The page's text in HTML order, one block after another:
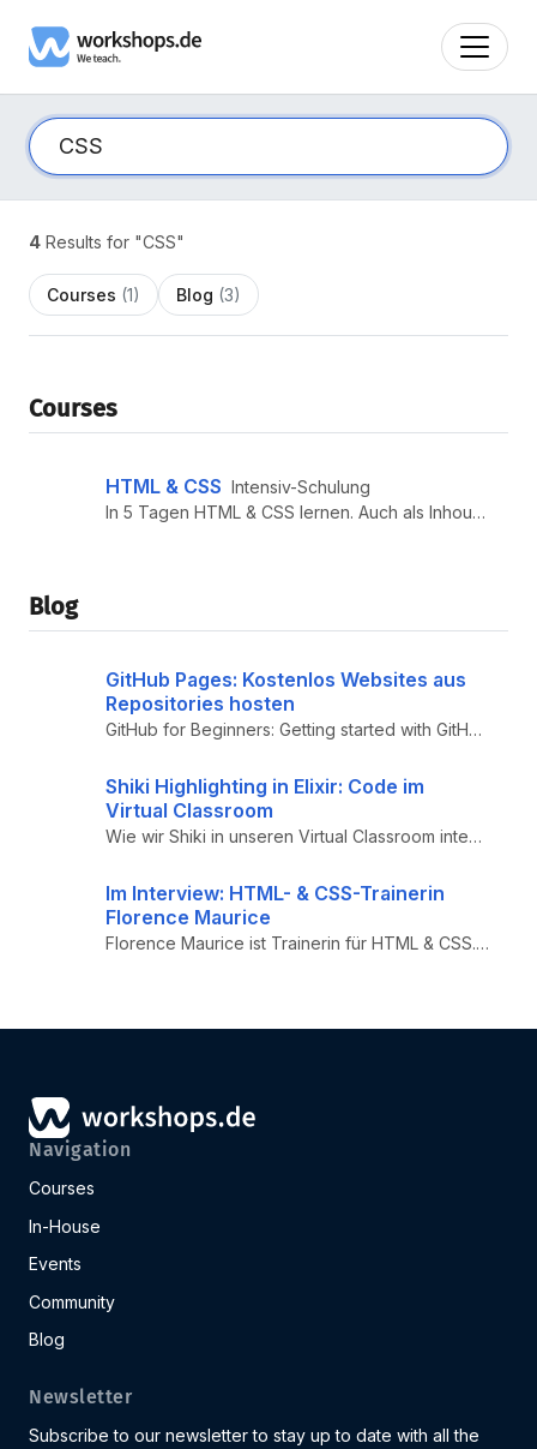
4 Results for "CSS"
Courses (1) Blog (3)
Courses
HTML & CSS Intensiv-Schulung
In 5 Tagen HTML & CSS lernen. Auch als Inhouse-Schulung buchbar. Jetzt mehr erfahren!
Blog
GitHub Pages: Kostenlos Websites aus
Repositories hosten
GitHub for Beginners: Getting started with GitHub Pages – Praktischer Einsteiger-Guide zu GitHub Pages: Deployment aus B...
Shiki Highlighting in Elixir: Code im
Virtual Classroom
Wie wir Shiki in unseren Virtual Classroom integriert haben: Node.js-Bridge, Transformers, Inline-Code-Highlighting für ...
Im Interview: HTML- & CSS-Trainerin
Florence Maurice
Florence Maurice ist Trainerin für HTML & CSS. Wie sie zur Expertin wurde und wie Kursteilnehmer:innen von ihrem Konzept...
Navigation
Courses
In-House
Events
Community
Blog
Newsletter
Subscribe to our newsletter to stay up to date with all the